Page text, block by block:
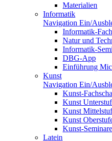
Materialien
Informatik
Navigation Ein/
Informatik-
Natur und
Informatik-
DBG-App
Einführung
Kunst
Navigation Ein/
Kunst-
Kunst
Kunst
Kunst
Kunst-Seminare
Latein